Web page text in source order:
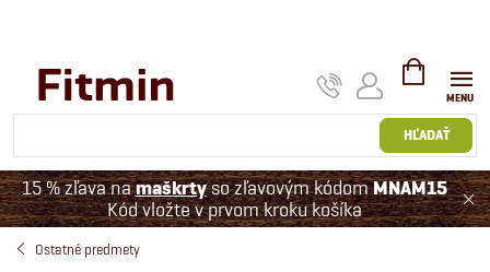
HĽADAŤ
NÁKUPNÝ
KOŠÍK
15 % zľava namaškrtyso zľavovým kódomMNAM15
Kód vložte v prvom kroku košíka
Ostatné predmety